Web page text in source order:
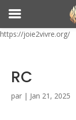
https://joie2vivre.org/
RC
par | Jan 21, 2025